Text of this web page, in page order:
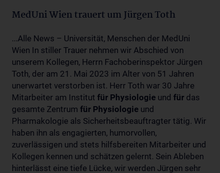
MedUni Wien trauert um Jürgen Toth
...Alle News – Universität, Menschen der MedUni
Wien In stiller Trauer nehmen wir Abschied von
unserem Kollegen, Herrn Fachoberinspektor Jürgen
Toth, der am 21. Mai 2023 im Alter von 51 Jahren
unerwartet verstorben ist. Herr Toth war 30 Jahre
Mitarbeiter am Institut für Physiologie und für das
gesamte Zentrum für Physiologie und
Pharmakologie als Sicherheitsbeauftragter tätig. Wir
haben ihn als engagierten, humorvollen,
zuverlässigen und stets hilfsbereiten Mitarbeiter und
Kollegen kennen und schätzen gelernt. Sein Ableben
hinterlässt eine tiefe Lücke, wir werden Jürgen sehr